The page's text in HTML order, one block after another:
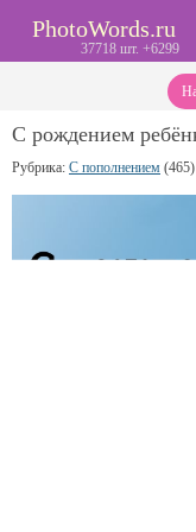
PhotoWords.ru
37718 шт. +6299
С рождением
Рубрика: С пополнением